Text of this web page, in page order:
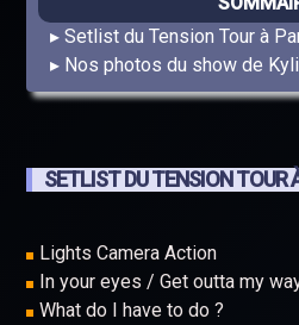
Setlist du Tension Tour à
Nos photos du show de
SETLIST DU TENSION TOUR
Lights Camera Action
In your eyes / Get outta my
What do I have to do ?